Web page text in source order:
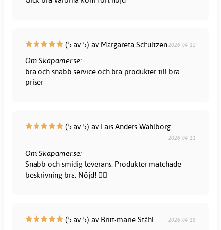
(5 av 5) av Margareta Schultzen2026-04-12
Om Skapamer.se:
bra och snabb service och bra produkter till bra
priser
(5 av 5) av Lars Anders Wahlborg
2026-04-11
Om Skapamer.se:
Snabb och smidig leverans. Produkter matchade
beskrivning bra. Nöjd! 👍🏻
(5 av 5) av Britt-marie Ståhl 2026-04-18